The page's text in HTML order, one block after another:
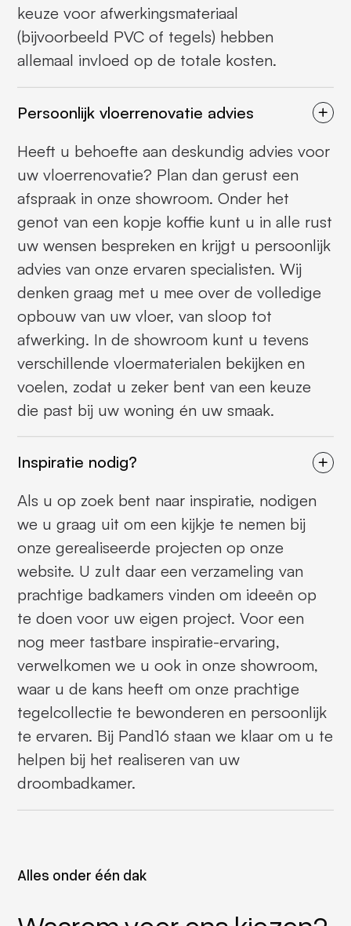
keuze voor afwerkingsmateriaal
(bijvoorbeeld PVC of tegels) hebben
allemaal invloed op de totale kosten.
Persoonlijk vloerrenovatie advies
Heeft u behoefte aan deskundig advies voor
uw vloerrenovatie? Plan dan gerust een
afspraak in onze showroom. Onder het
genot van een kopje koffie kunt u in alle rust
uw wensen bespreken en krijgt u persoonlijk
advies van onze ervaren specialisten. Wij
denken graag met u mee over de volledige
opbouw van uw vloer, van sloop tot
afwerking. In de showroom kunt u tevens
verschillende vloermaterialen bekijken en
voelen, zodat u zeker bent van een keuze
die past bij uw woning én uw smaak.
Inspiratie nodig?
Als u op zoek bent naar inspiratie, nodigen
we u graag uit om een kijkje te nemen bij
onze gerealiseerde projecten op onze
website. U zult daar een verzameling van
prachtige badkamers vinden om ideeën op
te doen voor uw eigen project. Voor een
nog meer tastbare inspiratie-ervaring,
verwelkomen we u ook in onze showroom,
waar u de kans heeft om onze prachtige
tegelcollectie te bewonderen en persoonlijk
te ervaren. Bij Pand16 staan we klaar om u te
helpen bij het realiseren van uw
droombadkamer.
Alles onder één dak